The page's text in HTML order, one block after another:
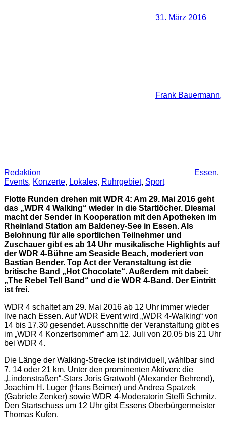
31. März 2016
Frank Bauermann,
Redaktion Essen,
Events, Konzerte, Lokales, Ruhrgebiet, Sport
Flotte Runden drehen mit WDR 4: Am 29. Mai 2016 geht
das „WDR 4 Walking“ wieder in die Startlöcher. Diesmal
macht der Sender in Kooperation mit den Apotheken im
Rheinland Station am Baldeney-See in Essen. Als
Belohnung für alle sportlichen Teilnehmer und
Zuschauer gibt es ab 14 Uhr musikalische Highlights auf
der WDR 4-Bühne am Seaside Beach, moderiert von
Bastian Bender. Top Act der Veranstaltung ist die
britische Band „Hot Chocolate“. Außerdem mit dabei:
„The Rebel Tell Band“ und die WDR 4-Band. Der Eintritt
ist frei.
WDR 4 schaltet am 29. Mai 2016 ab 12 Uhr immer wieder
live nach Essen. Auf WDR Event wird „WDR 4-Walking“ von
14 bis 17.30 gesendet. Ausschnitte der Veranstaltung gibt es
im „WDR 4 Konzertsommer“ am 12. Juli von 20.05 bis 21 Uhr
bei WDR 4.
Die Länge der Walking-Strecke ist individuell, wählbar sind
7, 14 oder 21 km. Unter den prominenten Aktiven: die
„Lindenstraßen“-Stars Joris Gratwohl (Alexander Behrend),
Joachim H. Luger (Hans Beimer) und Andrea Spatzek
(Gabriele Zenker) sowie WDR 4-Moderatorin Steffi Schmitz.
Den Startschuss um 12 Uhr gibt Essens Oberbürgermeister
Thomas Kufen.